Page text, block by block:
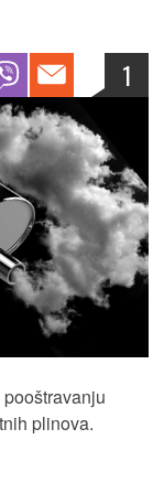
1
plinova.